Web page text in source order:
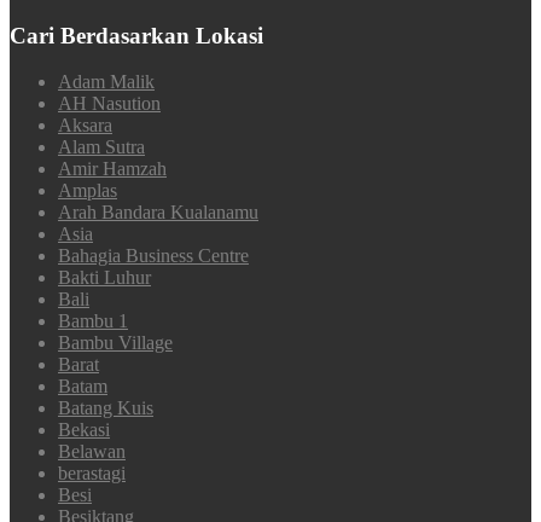
Cari Berdasarkan Lokasi
Adam Malik
AH Nasution
Aksara
Alam Sutra
Amir Hamzah
Amplas
Arah Bandara Kualanamu
Asia
Bahagia Business Centre
Bakti Luhur
Bali
Bambu 1
Bambu Village
Barat
Batam
Batang Kuis
Bekasi
Belawan
berastagi
Besi
Besiktang